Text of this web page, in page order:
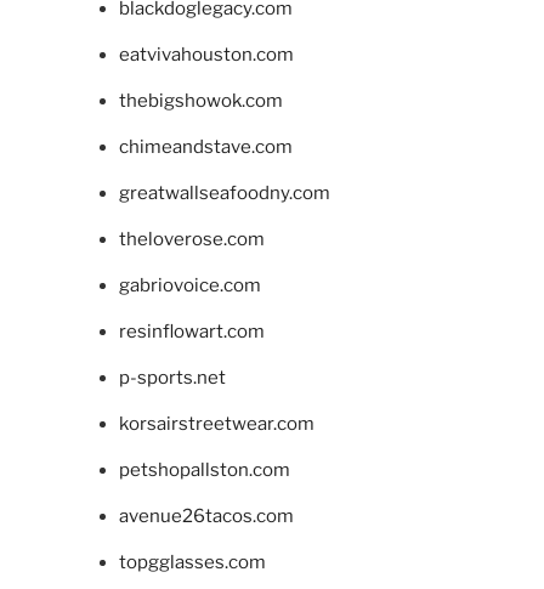
blackdoglegacy.com
eatvivahouston.com
thebigshowok.com
chimeandstave.com
greatwallseafoodny.com
theloverose.com
gabriovoice.com
resinflowart.com
p-sports.net
korsairstreetwear.com
petshopallston.com
avenue26tacos.com
topgglasses.com